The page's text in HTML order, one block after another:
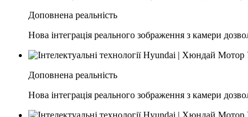
Доповнена реальність
Нова інтеграція реального зображення з камери
Доповнена реальність
Нова інтеграція реального зображення з камери